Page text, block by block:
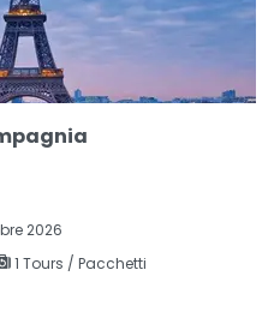
2026
1 Tours / Pacchetti